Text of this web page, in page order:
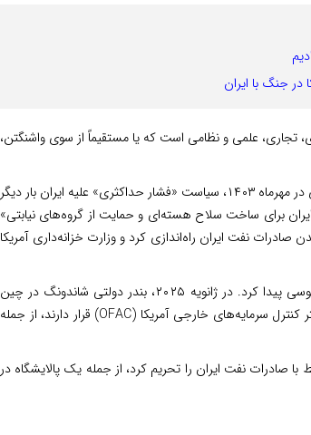
در جنگ با ایران
تجاری، علمی و نظامی است که یا مستقیماً از سوی واشنگتن،
پس از پیروزی دونالد ترامپ در انتخابات و بازگشت او به ریاست‌جمهوری در مهرماه ۱۴۰۳، سیاست «فشار حداکثری» علیه ایران بار دیگر
برای ساخت سلاح هسته‌ای و حمایت از گروه‌های نیابتی»
نفت ایران راه‌اندازی کرد و وزارت خزانه‌داری آمریکا
در دی‌ماه و بهمن‌ماه ۱۴۰۳، صادرات نفت ایران به چین کاهش محسوسی پیدا کرد. در ژانویه ۲۰۲۵، بندر دولتی شاندونگ در چین
اعلام کرد که از دریافت کالا از کشورهایی که در فهرست تحریم‌های دفتر کنترل سرمایه‌های خارجی آمریکا (OFAC) قرار دارند، از جمله
مرتبط با صادرات نفت ایران را تحریم کرد، از جمله یک پالایشگاه در